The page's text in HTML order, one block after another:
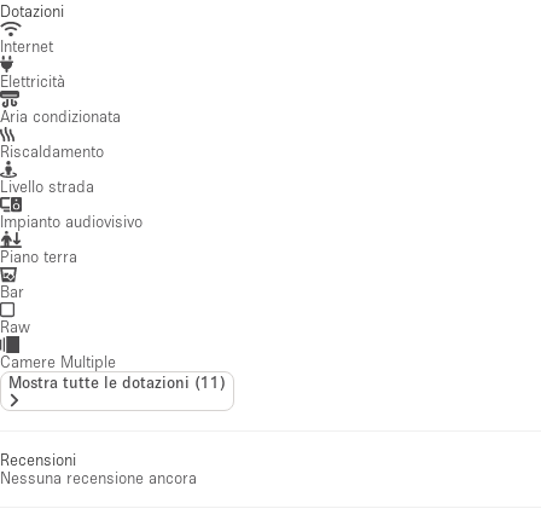
Dotazioni
Internet
Elettricità
Aria condizionata
Riscaldamento
Livello strada
Impianto audiovisivo
Piano terra
Bar
Raw
Camere Multiple
Mostra tutte le dotazioni (11)
Recensioni
Nessuna recensione ancora